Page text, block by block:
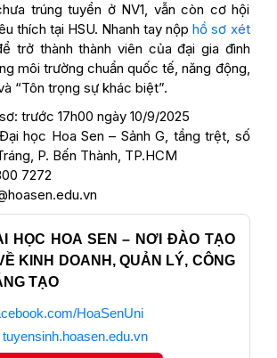
trúng tuyển ở NV1, vẫn còn cơ hội
thích tại HSU. Nhanh tay nộphồ sơ xét
trở thành thành viên của đại gia đình
môi trường chuẩn quốc tế, năng động,
“Tôn trọng sự khác biệt”.
trước 17h00 ngày 10/9/2025
học Hoa Sen – Sảnh G, tầng trệt, số
P. Bến Thành, TP.HCM
7272
HỌC HOA SEN – NƠI ĐÀO TẠO
KINH DOANH, QUẢN LÝ, CÔNG
TẠO
HoaSenUni
tuyensinh.hoasen.edu.vn